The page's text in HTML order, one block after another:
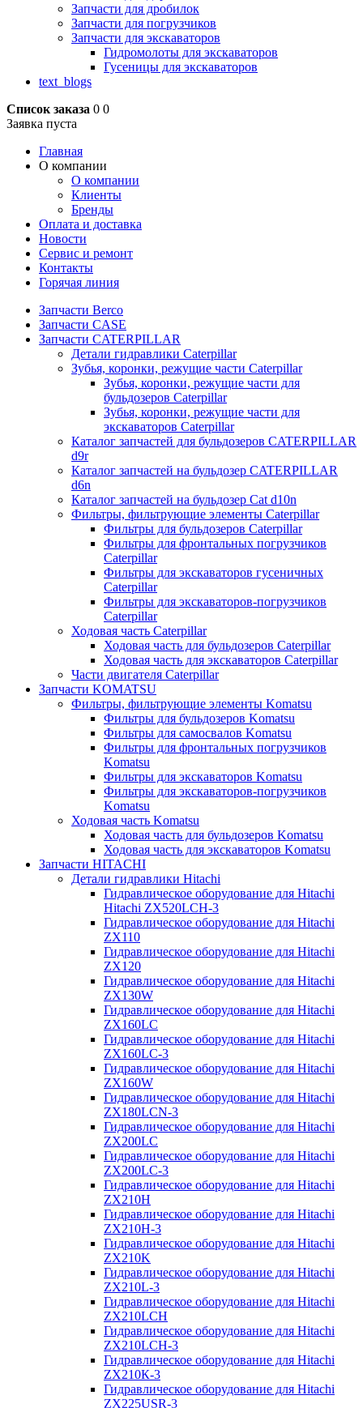
Запчасти для дробилок
Запчасти для погрузчиков
Запчасти для экскаваторов
Гидромолоты для экскаваторов
Гусеницы для экскаваторов
text_blogs
Список заказа 0 0
Заявка пуста
Главная
О компании
О компании
Клиенты
Бренды
Оплата и доставка
Новости
Сервис и ремонт
Контакты
Горячая линия
Запчасти Berco
Запчасти CASE
Запчасти CATERPILLAR
Детали гидравлики Caterpillar
Зубья, коронки, режущие части Caterpillar
Зубья, коронки, режущие части для
бульдозеров Caterpillar
Зубья, коронки, режущие части для
экскаваторов Caterpillar
Каталог запчастей для бульдозеров CATERPILLAR
d9r
Каталог запчастей на бульдозер CATERPILLAR
d6n
Каталог запчастей на бульдозер Сat d10n
Фильтры, фильтрующие элементы Caterpillar
Фильтры для бульдозеров Caterpillar
Фильтры для фронтальных погрузчиков
Caterpillar
Фильтры для экскаваторов гусеничных
Caterpillar
Фильтры для экскаваторов-погрузчиков
Caterpillar
Ходовая часть Caterpillar
Ходовая часть для бульдозеров Caterpillar
Ходовая часть для экскаваторов Caterpillar
Части двигателя Caterpillar
Запчасти KOMATSU
Фильтры, фильтрующие элементы Komatsu
Фильтры для бульдозеров Komatsu
Фильтры для самосвалов Komatsu
Фильтры для фронтальных погрузчиков
Komatsu
Фильтры для экскаваторов Komatsu
Фильтры для экскаваторов-погрузчиков
Komatsu
Ходовая часть Komatsu
Ходовая часть для бульдозеров Komatsu
Ходовая часть для экскаваторов Komatsu
Запчасти HITACHI
Детали гидравлики Hitachi
Гидравлическое оборудование для Hitachi
Hitachi ZX520LCH-3
Гидравлическое оборудование для Hitachi
ZX110
Гидравлическое оборудование для Hitachi
ZX120
Гидравлическое оборудование для Hitachi
ZX130W
Гидравлическое оборудование для Hitachi
ZX160LC
Гидравлическое оборудование для Hitachi
ZX160LC-3
Гидравлическое оборудование для Hitachi
ZX160W
Гидравлическое оборудование для Hitachi
ZX180LCN-3
Гидравлическое оборудование для Hitachi
ZX200LC
Гидравлическое оборудование для Hitachi
ZX200LC-3
Гидравлическое оборудование для Hitachi
ZX210H
Гидравлическое оборудование для Hitachi
ZX210H-3
Гидравлическое оборудование для Hitachi
ZX210K
Гидравлическое оборудование для Hitachi
ZX210L-3
Гидравлическое оборудование для Hitachi
ZX210LCH
Гидравлическое оборудование для Hitachi
ZX210LCH-3
Гидравлическое оборудование для Hitachi
ZX210К-3
Гидравлическое оборудование для Hitachi
ZX225USR-3